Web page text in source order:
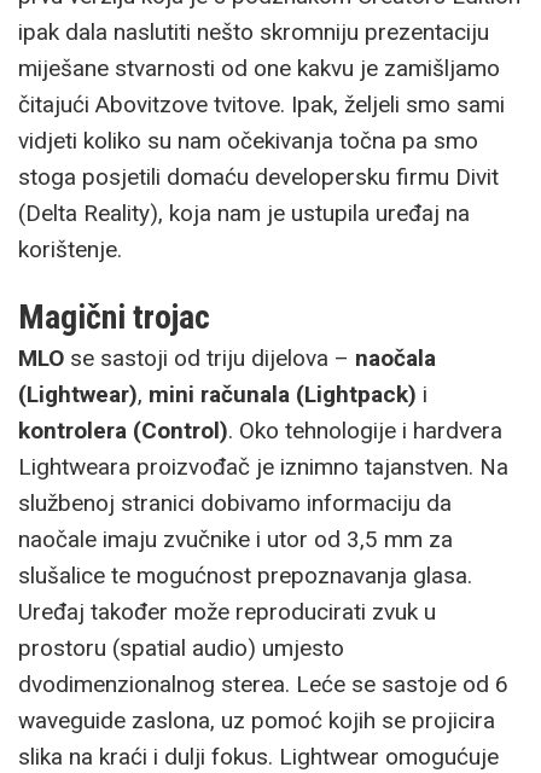
ipak dala naslutiti nešto skromniju prezentaciju
miješane stvarnosti od one kakvu je zamišljamo
čitajući Abovitzove tvitove. Ipak, željeli smo sami
vidjeti koliko su nam očekivanja točna pa smo
stoga posjetili domaću developersku firmu Divit
(Delta Reality), koja nam je ustupila uređaj na
korištenje.
Magični trojac
MLO se sastoji od triju dijelova – naočala
(Lightwear), mini računala (Lightpack) i
kontrolera (Control). Oko tehnologije i hardvera
Lightweara proizvođač je iznimno tajanstven. Na
službenoj stranici dobivamo informaciju da
naočale imaju zvučnike i utor od 3,5 mm za
slušalice te mogućnost prepoznavanja glasa.
Uređaj također može reproducirati zvuk u
prostoru (spatial audio) umjesto
dvodimenzionalnog sterea. Leće se sastoje od 6
waveguide zaslona, uz pomoć kojih se projicira
slika na kraći i dulji fokus. Lightwear omogućuje